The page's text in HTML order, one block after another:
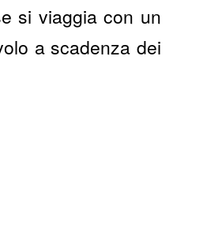
si viaggia con un
a scadenza dei